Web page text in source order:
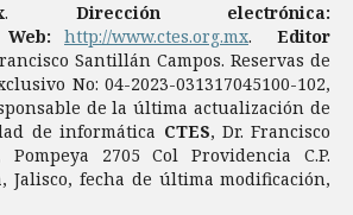
. Dirección electrónica:
Web: http://www.ctes.org.mx. Editor
Santillán Campos. Reservas de
No: 04-2023-031317045100-102,
de la última actualización de
de informática CTES, Dr. Francisco
Pompeya 2705 Col Providencia C.P.
Jalisco, fecha de última modificación,